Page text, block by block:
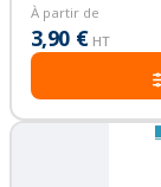
À partir de
3,90 € HT